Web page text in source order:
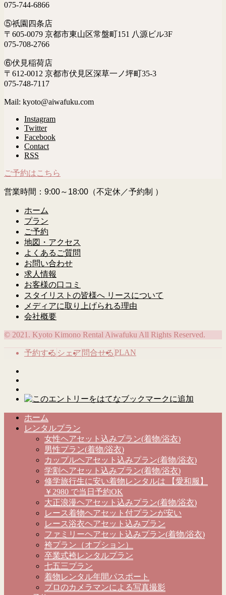
075-744-6866
⑤祇園四条店
〒605-0079 京都市東山区常盤町151 八源ビル3F
075-708-2766
⑥伏見稲荷店
〒612-0012 京都市伏見区深草一ノ坪町35-3
075-748-7117
Mail: kyoto@aiwafuku.com
Instagram
Twitter
Facebook
Contact
RSS
ご予約はこちら
営業時間：9:00～18:00（不定休／予約制 ）
ホーム
プラン
ご予約
地図・アクセス
よくあるご質問
お問い合わせ
求人情報
お客様の口コミ
スタイリストの皆様へ リースについて
メディアに取り上げられる理由
会社概要
© 2021. Kyoto Kimono Rental Aiwafuku All Rights Reserved.
予約する シェア 問合せるPLAN
ホーム
レンタルプラン
女性ヘアセット込みプラン(着物/浴衣)
男性プラン(着物/浴衣)
カップルヘアセット込みプラン(着物/浴衣)
学割ヘアセット込みプラン(着物/浴衣)
修学旅行生に安い着物レンタルは 【愛和服】
￥2980 で当日予約OK
大正浪漫ヘアセット込みプラン(着物/浴衣)
レース着物ヘアセット付プランが安い
レース浴衣ヘアセット込みプラン
ファミリーヘアセット込みプラン(着物/浴衣)
袴プラン（オプション）
卒業式袴レンタルプラン
七五三プラン
着物レンタル年間パスポート
プロのカメラマンによる写真撮影